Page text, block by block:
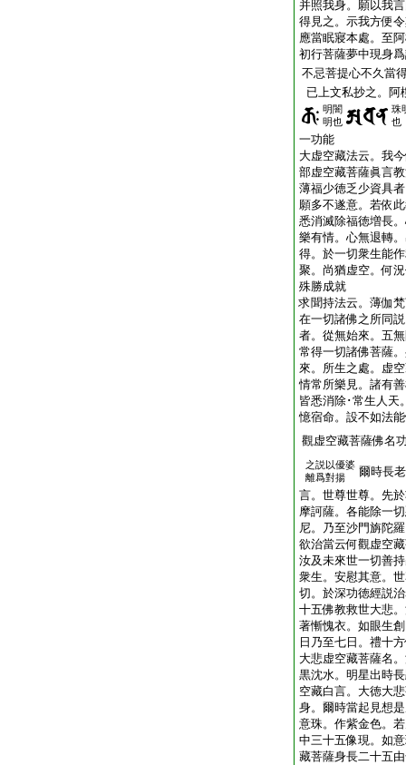
并照我身。願以我
得見之。示我方便
應當眠寢本處。至
初行菩薩夢中現身
不忌菩提心不久當
已上文私抄之。阿
明闇
明也
珠
也
一功能
大虚空藏法云。我
部虚空藏菩薩眞言
薄福少徳乏少資具
願多不遂意。若依
悉消滅除福徳増長
樂有情。心無退轉
得。於一切衆生能
聚。尚猶虚空。何
殊勝成就
求聞持法云。薄伽
在一切諸佛之所同
者。從無始來。五
常得一切諸佛菩薩
來。所生之處。虚
情常所樂見。諸有
皆悉消除･常生人天
憶宿命。設不如法
觀虚空藏菩薩佛名
之説以優婆
離爲對揚
爾時長
言。世尊世尊。先
摩訶薩。各能除一
尼。乃至沙門旃陀
欲治當云何觀虚空
汝及未來世一切善
衆生。安慰其意。
切。於深功徳經説
十五佛教救世大悲
著慚愧衣。如眼生
日乃至七日。禮十
大悲虚空藏菩薩名
黒沈水。明星出時
空藏白言。大徳大
身。爾時當起見想
意珠。作紫金色。
中三十五像現。如
藏菩薩身長二十五